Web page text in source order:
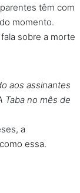
têm com
momento.
sobre a morte
aos assinantes
Taba no mês de
a
essa.